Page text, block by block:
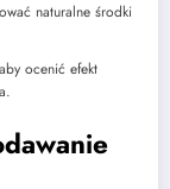
naturalne środki
ocenić efekt